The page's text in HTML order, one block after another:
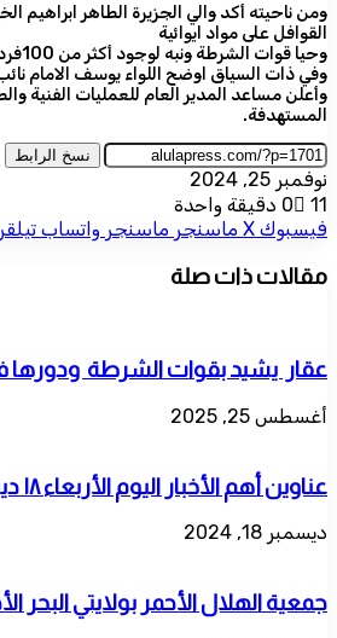
ومن ناحيته أكد والي الجزيرة الطاهر ابراهيم
القوافل على مواد ايوائية
وحيا قوات الشرطة ونبه لوجود أكثر من 100فرد تم تدريبهم على حرب المدن للعمل في ولاية الجزيرة
وفي ذات السياق اوضح اللواء يوسف الامام
وأعلن مساعد المدير العام للعمليات الفنية
المستهدفة.
نسخ الرابط
نوفمبر 25, 2024
0
11
دقيقة واحدة
فيسبوك ‫X ماسنجر ماسنجر واتساب
مقالات ذات صلة
عقار يشيد بقوات الشرطة ودورها
أغسطس 25, 2025
عناوين أهم الأخبار اليوم الأربعاء ١٨ ديسمبر ٢٠٢٤م
ديسمبر 18, 2024
جمعية الهلال الأحمر بولايتي البحر